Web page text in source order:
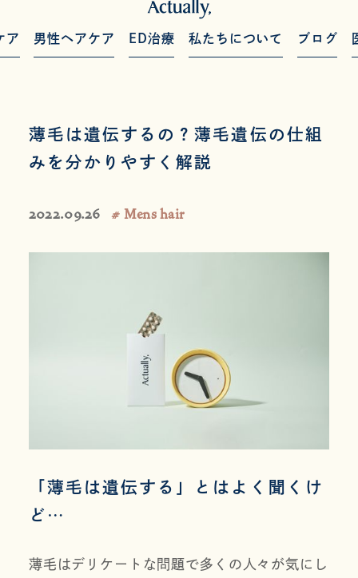
ア 男性ヘアケア ED治療 私たちについて ブログ
薄毛は遺伝するの？薄毛遺伝の仕組
みを分かりやすく解説
2022.09.26 # Mens hair
「薄毛は遺伝する」とはよく聞くけ
ど…
薄毛はデリケートな問題で多くの人々が気にし